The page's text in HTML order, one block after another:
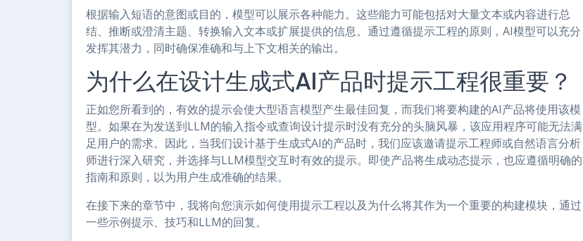
根据输入短语的意图或目的，模型可以展示各种能力。这些能力可能包括对大量文本或内容进行总
结、推断或澄清主题、转换输入文本或扩展提供的信息。通过遵循提示工程的原则，AI模型可以充分
发挥其潜力，同时确保准确和与上下文相关的输出。
为什么在设计生成式AI产品时提示工程很重要？
正如您所看到的，有效的提示会使大型语言模型产生最佳回复，而我们将要构建的AI产品将使用该模
型。如果在为发送到LLM的输入指令或查询设计提示时没有充分的头脑风暴，该应用程序可能无法满
足用户的需求。因此，当我们设计基于生成式AI的产品时，我们应该邀请提示工程师或自然语言分析
师进行深入研究，并选择与LLM模型交互时有效的提示。即使产品将生成动态提示，也应遵循明确的
指南和原则，以为用户生成准确的结果。
在接下来的章节中，我将向您演示如何使用提示工程以及为什么将其作为一个重要的构建模块，通过
一些示例提示、技巧和LLM的回复。